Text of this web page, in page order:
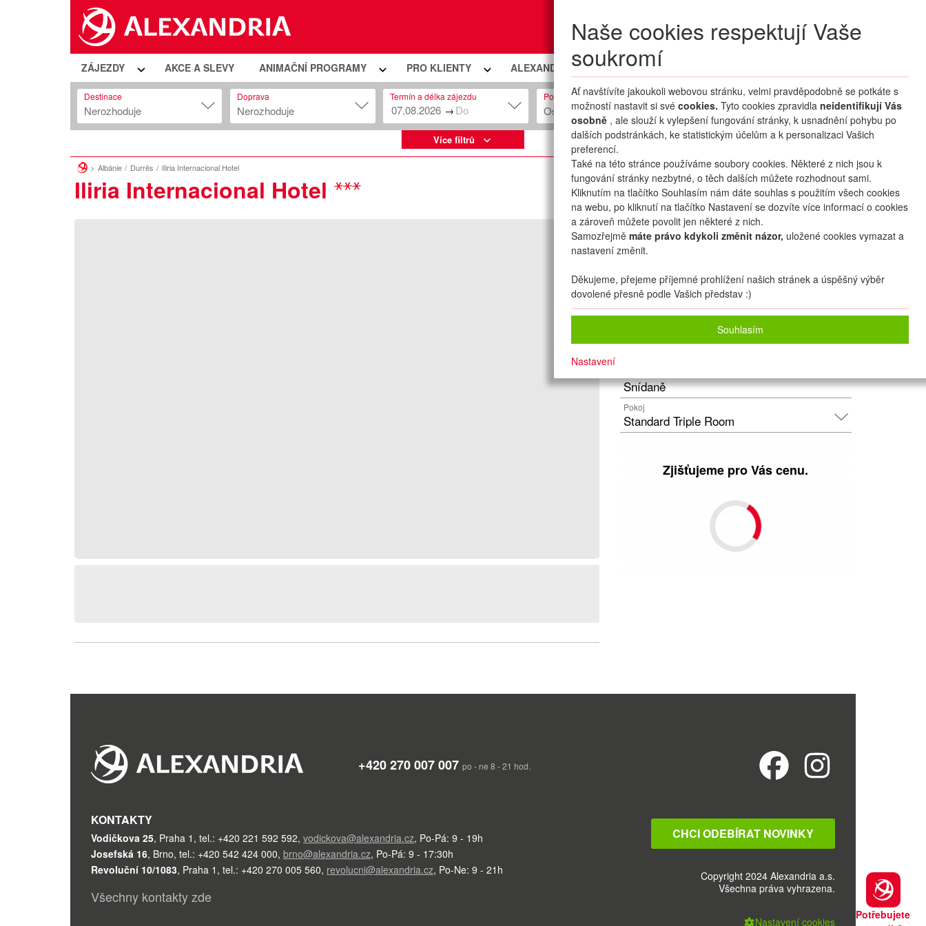
Potřebujete
MojePřihlášení
Naše cookies respektují Vaše
soukromí
Ať navštívíte jakoukoli webovou stránku, velmi pravděpodobně se potkáte s
možností nastavit si své cookies. Tyto cookies zpravidla neidentifikují Vás
osobně , ale slouží k vylepšení fungování stránky, k usnadnění pohybu po
dalších podstránkách, ke statistickým účelům a k personalizaci Vašich
preferencí.
Také na této stránce používáme soubory cookies. Některé z nich jsou k
fungování stránky nezbytné, o těch dalších můžete rozhodnout sami.
Kliknutím na tlačítko Souhlasím nám dáte souhlas s použitím všech cookies
na webu, po kliknutí na tlačítko Nastavení se dozvíte více informací o cookies
a zároveň můžete povolit jen některé z nich.
Samozřejmě máte právo kdykoli změnit názor, uložené cookies vymazat a
nastavení změnit.
Děkujeme, přejeme příjemné prohlížení našich stránek a úspěšný výběr
dovolené přesně podle Vašich představ :)
Souhlasím
Nastavení
ZÁJEZDY AKCE A SLEVY ANIMAČNÍ PROGRAMY PRO KLIENTY ALEXANDRIA PREMIUM CLUB
Destinace
Nerozhoduje
Doprava
Nerozhoduje
Termín a délka zájezdu
→
Počet osob
Osob: 2 + 0 HLEDAT ZÁJEZDY
Více filtrů
Albánie Durrës Iliria Internacional Hotel
Iliria Internacional Hotel
oblíbené sdílet
11.09. – 18.09.2026 (8 dní/7 nocí)
Doprava
Letecky - Praha Detail letu
Snídaně
Pokoj
Standard Triple Room
Zjišťujeme pro Vás cenu.
+420 270 007 007 po - ne 8 - 21 hod.
KONTAKTY
Vodičkova 25, Praha 1 , tel.: +420 221 592 592, vodickova@alexandria.cz, Po-Pá: 9 - 19h
Josefská 16, Brno, tel.: +420 542 424 000, brno@alexandria.cz, Po-Pá: 9 - 17:30h
Revoluční 10/1083, Praha 1 , tel.: +420 270 005 560, revolucni@alexandria.cz, Po-Ne: 9 - 21h
Všechny kontakty zde
CHCI ODEBÍRAT NOVINKY
Copyright 2024 Alexandria a.s.
Všechna práva vyhrazena.
Nastavení cookies